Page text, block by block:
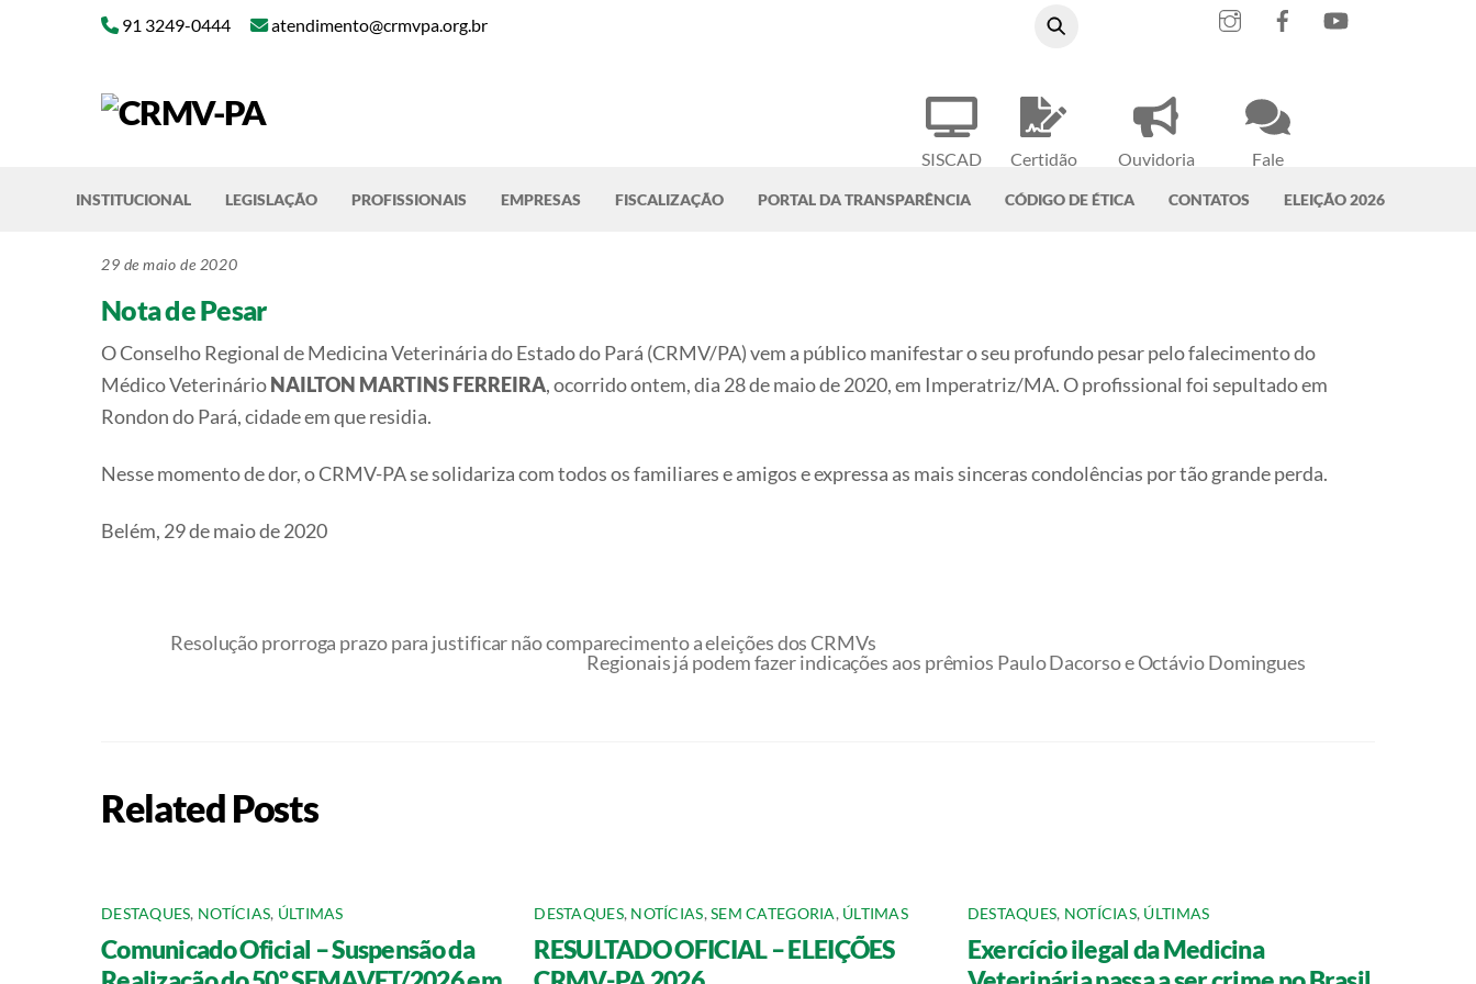
SISCAD
Certidão
Ouvidoria
Fale
91 3249-0444 atendimento@crmvpa.org.br
InstagramFacebook
INSTITUCIONAL LEGISLAÇÃO PROFISSIONAIS EMPRESAS FISCALIZAÇÃO PORTAL DA TRANSPARÊNCIA CÓDIGO DE ÉTICA CONTATOS ELEIÇÃO 2026
29 de maio de 2020
Nota de Pesar
O Conselho Regional de Medicina Veterinária do Estado do Pará (CRMV/PA) vem a público manifestar o seu profundo pesar pelo falecimento do
Médico VeterinárioNAILTON MARTINS FERREIRA, ocorrido ontem, dia 28 de maio de 2020, em Imperatriz/MA. O profissional foi sepultado em
Rondon do Pará, cidade em que residia.
Nesse momento de dor, o CRMV-PA se solidariza com todos os familiares e amigos e expressa as mais sinceras condolências por tão grande perda.
Belém, 29 de maio de 2020
Resolução prorroga prazo para justificar não comparecimento a eleições dos CRMVs
Regionais já podem fazer indicações aos prêmios Paulo Dacorso e Octávio Domingues
Related Posts
DESTAQUES, NOTÍCIAS, ÚLTIMAS
Comunicado Oficial – Suspensão da
DESTAQUES, NOTÍCIAS,SEM CATEGORIA, ÚLTIMAS
RESULTADO OFICIAL – ELEIÇÕES
DESTAQUES, NOTÍCIAS, ÚLTIMAS
Exercício ilegal da Medicina